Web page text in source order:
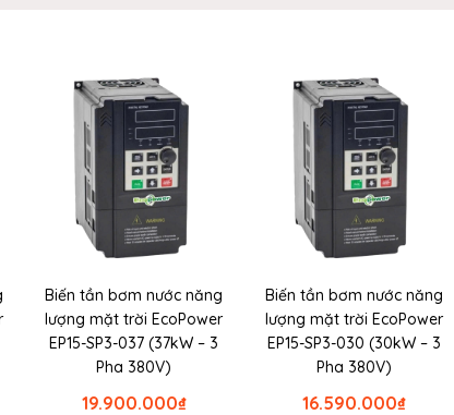
Biến tần bơm nước năng
lượng mặt trời EcoPower
EP15-SP3-037 (37kW – 3
Pha 380V)
₫
19.900.000
Biến tần bơm nước năng
lượng mặt trời EcoPower
EP15-SP3-030 (30kW – 3
Pha 380V)
₫
16.590.000